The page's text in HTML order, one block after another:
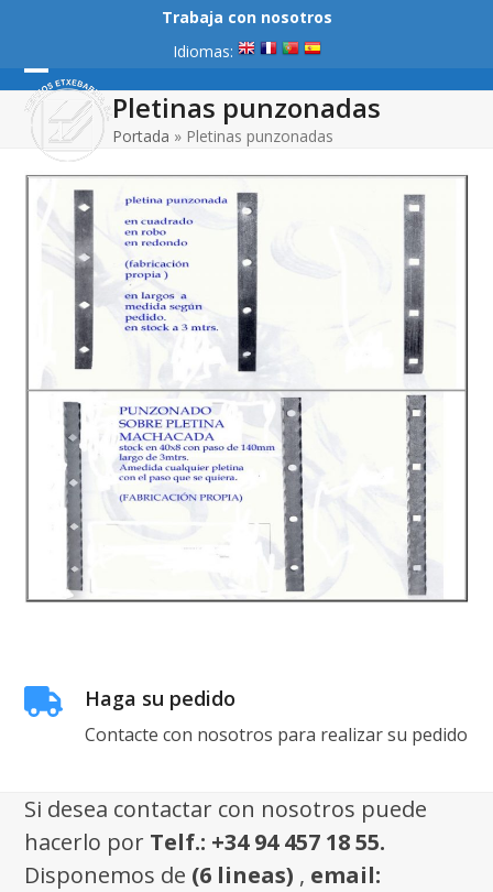
content
Trabaja con nosotros
Idiomas:
Open
mobile
menu
Close
mobile
menu
Pletinas punzonadas
Portada » Pletinas punzonadas
Haga su pedido
Contacte con nosotros para realizar su pedido
Si desea contactar con nosotros puede
hacerlo por Telf.: +34 94 457 18 55.
Disponemos de (6 lineas) , email: